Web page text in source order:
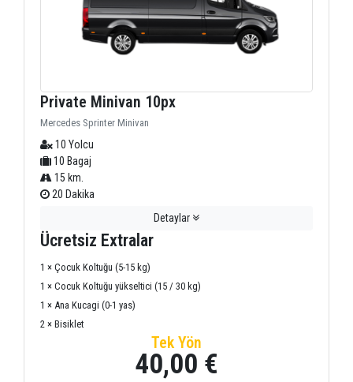
Private Minivan 10px
Mercedes Sprinter Minivan
10 Yolcu
10 Bagaj
15 km.
20 Dakika
Detaylar
Ücretsiz Extralar
1 × Çocuk Koltuğu (5-15 kg)
1 × Cocuk Koltuğu yükseltici (15 / 30 kg)
1 × Ana Kucagi (0-1 yas)
2 × Bisiklet
Tek Yön
40,00 €